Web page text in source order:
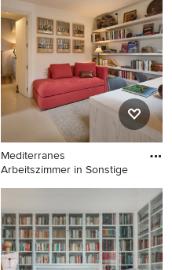
Mediterranes
Arbeitszimmer in Sonstige
Mediterranes Arbeitszimmer
in Sonstige